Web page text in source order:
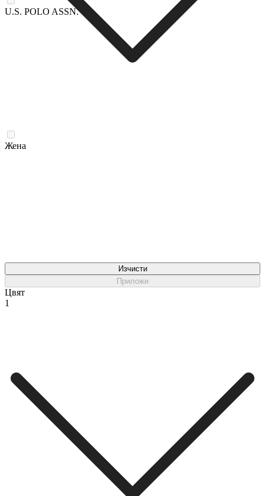
U.S. POLO ASSN.
Жена
Изчисти
Приложи
Цвят
1